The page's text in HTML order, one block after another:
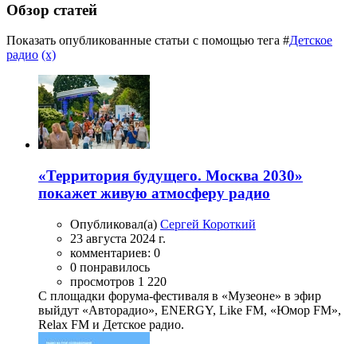
Обзор статей
Показать опубликованные статьи с помощью тега #Детское
радио (x)
«Территория будущего. Москва 2030»
покажет живую атмосферу радио
Опубликовал(а) Сергей Короткий
23 августа 2024 г.
комментариев: 0
0 понравилось
просмотров 1 220
С площадки форума-фестиваля в «Музеоне» в эфир
выйдут «Авторадио», ENERGY, Like FM, «Юмор FM»,
Relax FM и Детское радио.